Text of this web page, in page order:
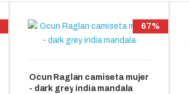
67%
Ocun Raglan camiseta mujer
- dark grey india mandala